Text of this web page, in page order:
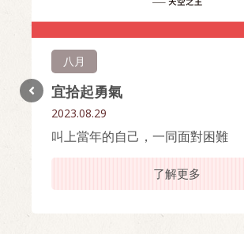
八月
宜拾起勇氣
2023.08.29
叫上當年的自己，一同面對困難
了解更多